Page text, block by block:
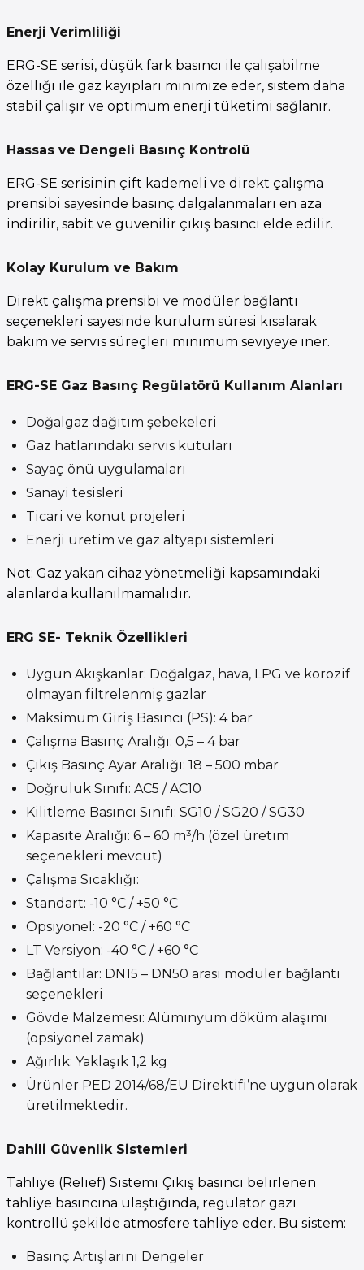
Enerji Verimliliği
ERG-SE serisi, düşük fark basıncı ile çalışabilme
özelliği ile gaz kayıpları minimize eder, sistem daha
stabil çalışır ve optimum enerji tüketimi sağlanır.
Hassas ve Dengeli Basınç Kontrolü
ERG-SE serisinin çift kademeli ve direkt çalışma
prensibi sayesinde basınç dalgalanmaları en aza
indirilir, sabit ve güvenilir çıkış basıncı elde edilir.
Kolay Kurulum ve Bakım
Direkt çalışma prensibi ve modüler bağlantı
seçenekleri sayesinde kurulum süresi kısalarak
bakım ve servis süreçleri minimum seviyeye iner.
ERG-SE Gaz Basınç Regülatörü Kullanım Alanları
Doğalgaz dağıtım şebekeleri
Gaz hatlarındaki servis kutuları
Sayaç önü uygulamaları
Sanayi tesisleri
Ticari ve konut projeleri
Enerji üretim ve gaz altyapı sistemleri
Not: Gaz yakan cihaz yönetmeliği kapsamındaki
alanlarda kullanılmamalıdır.
ERG SE- Teknik Özellikleri
Uygun Akışkanlar: Doğalgaz, hava, LPG ve korozif
olmayan filtrelenmiş gazlar
Maksimum Giriş Basıncı (PS): 4 bar
Çalışma Basınç Aralığı: 0,5 – 4 bar
Çıkış Basınç Ayar Aralığı: 18 – 500 mbar
Doğruluk Sınıfı: AC5 / AC10
Kilitleme Basıncı Sınıfı: SG10 / SG20 / SG30
Kapasite Aralığı: 6 – 60 m³/h (özel üretim
seçenekleri mevcut)
Çalışma Sıcaklığı:
Standart: -10 °C / +50 °C
Opsiyonel: -20 °C / +60 °C
LT Versiyon: -40 °C / +60 °C
Bağlantılar: DN15 – DN50 arası modüler bağlantı
seçenekleri
Gövde Malzemesi: Alüminyum döküm alaşımı
(opsiyonel zamak)
Ağırlık: Yaklaşık 1,2 kg
Ürünler PED 2014/68/EU Direktifi’ne uygun olarak
üretilmektedir.
Dahili Güvenlik Sistemleri
Tahliye (Relief) Sistemi Çıkış basıncı belirlenen
tahliye basıncına ulaştığında, regülatör gazı
kontrollü şekilde atmosfere tahliye eder. Bu sistem:
Basınç Artışlarını Dengeler